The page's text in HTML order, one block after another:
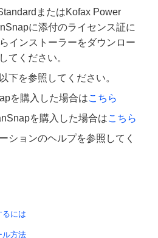
またはKofax Power
に添付のライセンス証に
インストーラーをダウンロー
てください。
下を参照してください。
を購入した場合はこちら
を購入した場合はこちら
ションのヘルプを参照してく
るには
ル方法